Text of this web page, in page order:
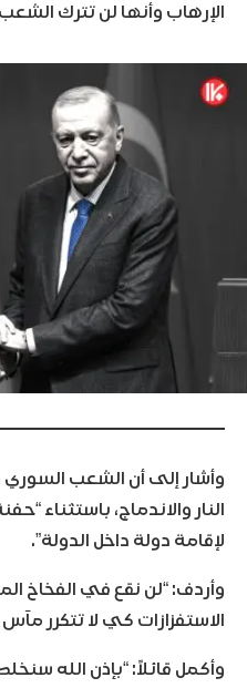
الإرهاب وأنها لن تترك
وأشار إلى أن الشعب
النار والاندماج، باستثناء
لإقامة دولة داخل الدولة”.
وأردف: “لن نقع في الفخاخ
الاستفزازات كي لا تتكرر
وأكمل قائلاً: “بإذن الله